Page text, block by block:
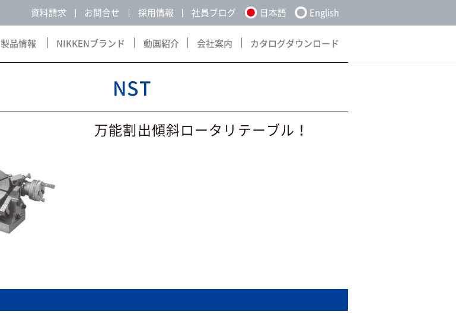
資料請求 お問合せ 採用情報 社員ブログ 日本語 English
製品情報
NIKKENブランド
動画紹介
会社案内
カタログダウンロード
NST
万能割出傾斜ロータリテーブル！